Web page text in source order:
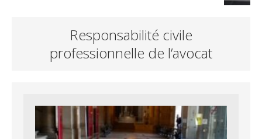
Responsabilité civile
professionnelle de l’avocat